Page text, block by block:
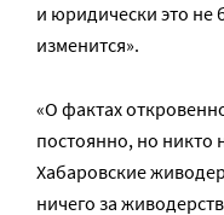
и юридически это не
изменится».
«О фактах
постоянно, но никто
Хабаровские
ничего за